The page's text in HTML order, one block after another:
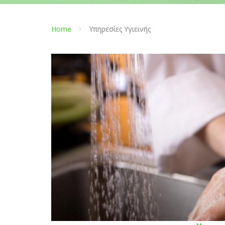
Home Υπηρεσίες Υγιεινής